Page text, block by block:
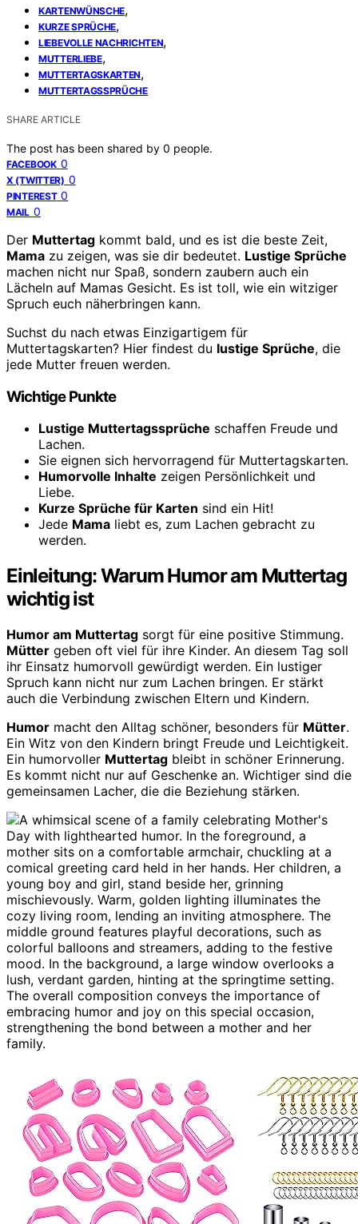
KARTENWÜNSCHE,
KURZE SPRÜCHE,
LIEBEVOLLE NACHRICHTEN,
MUTTERLIEBE,
MUTTERTAGSKARTEN,
MUTTERTAGSSPRÜCHE
SHARE ARTICLE
The post has been shared by 0 people.
FACEBOOK 0
X (TWITTER) 0
PINTEREST 0
MAIL 0
Der Muttertag kommt bald, und es ist die beste Zeit,
Mama zu zeigen, was sie dir bedeutet. Lustige Sprüche
machen nicht nur Spaß, sondern zaubern auch ein
Lächeln auf Mamas Gesicht. Es ist toll, wie ein witziger
Spruch euch näherbringen kann.
Suchst du nach etwas Einzigartigem für
Muttertagskarten? Hier findest du lustige Sprüche, die
jede Mutter freuen werden.
Wichtige Punkte
Lustige Muttertagssprüche schaffen Freude und
Lachen.
Sie eignen sich hervorragend für Muttertagskarten.
Humorvolle Inhalte zeigen Persönlichkeit und
Liebe.
Kurze Sprüche für Karten sind ein Hit!
Jede Mama liebt es, zum Lachen gebracht zu
werden.
Einleitung: Warum Humor am Muttertag
wichtig ist
Humor am Muttertag sorgt für eine positive Stimmung.
Mütter geben oft viel für ihre Kinder. An diesem Tag soll
ihr Einsatz humorvoll gewürdigt werden. Ein lustiger
Spruch kann nicht nur zum Lachen bringen. Er stärkt
auch die Verbindung zwischen Eltern und Kindern.
Humor macht den Alltag schöner, besonders für Mütter.
Ein Witz von den Kindern bringt Freude und Leichtigkeit.
Ein humorvoller Muttertag bleibt in schöner Erinnerung.
Es kommt nicht nur auf Geschenke an. Wichtiger sind die
gemeinsamen Lacher, die die Beziehung stärken.